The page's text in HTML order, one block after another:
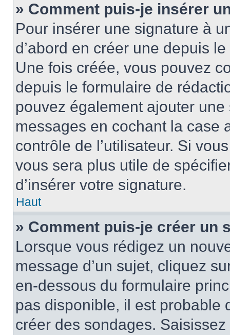
» Comment puis-je insérer
Pour insérer une signature à
d’abord en créer une depuis
Une fois créée, vous pouvez
depuis le formulaire de
pouvez également ajouter
messages en cochant la case
contrôle de l’utilisateur. Si
vous sera plus utile de
d’insérer votre signature.
Haut
» Comment puis-je créer un
Lorsque vous rédigez un
message d’un sujet, cliquez
en-dessous du formulaire
pas disponible, il est probable
créer des sondages.